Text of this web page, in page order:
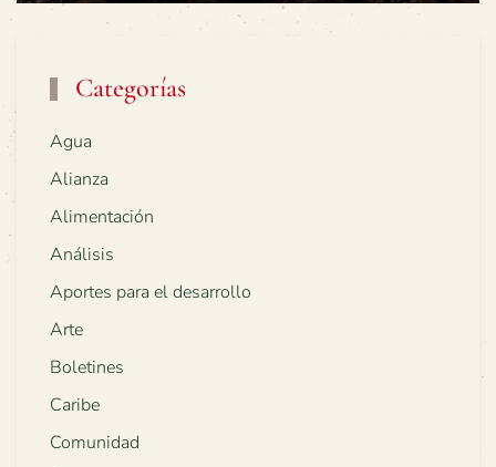
Categorías
Agua
Alianza
Alimentación
Análisis
Aportes para el desarrollo
Arte
Boletines
Caribe
Comunidad